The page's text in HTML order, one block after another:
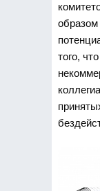
того,